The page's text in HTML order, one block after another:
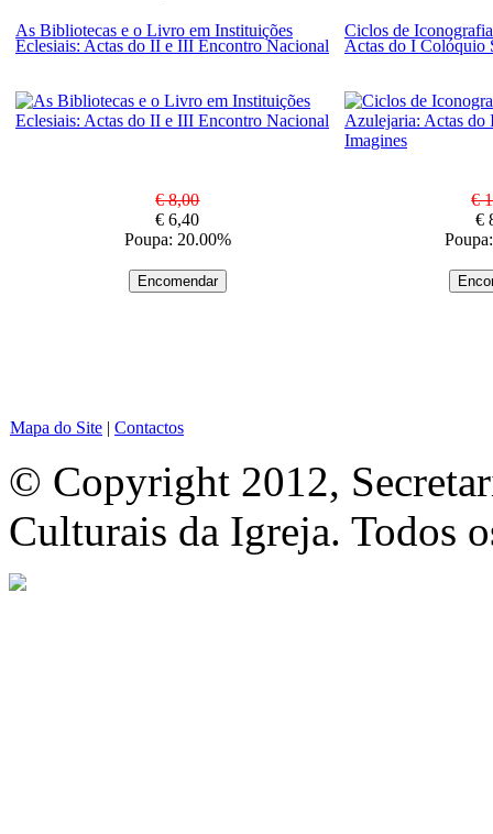
As Bibliotecas e o Livro em Instituições
Eclesiais: Actas do II e III Encontro Nacional
€ 8,00
€ 6,40
Poupa: 20.00%
Ciclos de
Actas do I Colóquio
€
€
Mapa do Site | Contactos
© Copyright 2012,
Culturais da Igreja. Todos